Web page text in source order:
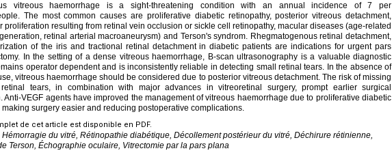
vitreous haemorrhage is a sight-threatening condition with an annual incidence of 7 per
The most common causes are proliferative diabetic retinopathy, posterior vitreous detachment,
proliferation resulting from retinal vein occlusion or sickle cell retinopathy, macular diseases (age-related
retinal arterial macroaneurysm) and Terson's syndrom. Rhegmatogenous retinal detachment,
of the iris and tractional retinal detachment in diabetic patients are indications for urgent pars
In the setting of a dense vitreous haemorrhage, B-scan ultrasonography is a valuable diagnostic
operator dependent and is inconsistently reliable in detecting small retinal tears. In the absence of
vitreous haemorrhage should be considered due to posterior vitreous detachment. The risk of missing
tears, in combination with major advances in vitreoretinal surgery, prompt earlier surgical
Anti-VEGF agents have improved the management of vitreous haemorrhage due to proliferative diabetic
making surgery easier and reducing postoperative complications.
de cet article est disponible en PDF.
Hémorragie du vitré, Rétinopathie diabétique, Décollement postérieur du vitré, Déchirure rétinienne,
Terson, Échographie oculaire, Vitrectomie par la pars plana